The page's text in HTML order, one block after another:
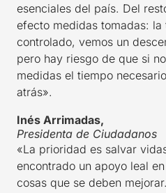
esenciales del país. Del
efecto medidas tomadas: la
controlado, vemos un
pero hay riesgo de que si
medidas el tiempo
atrás».
Inés Arrimadas,
Presidenta de Ciudadanos
«La prioridad es salvar
encontrado un apoyo leal
cosas que se deben